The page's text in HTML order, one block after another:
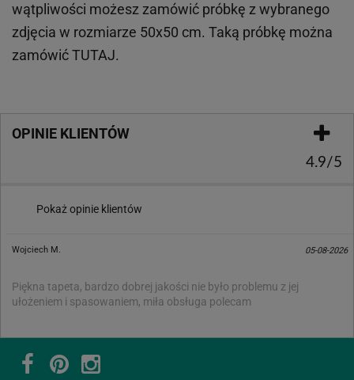
wątpliwości możesz zamówić próbkę z wybranego
zdjęcia w rozmiarze 50x50 cm. Taką próbkę można
zamówićTUTAJ.
OPINIE KLIENTÓW
4.9/5
Pokaż opinie klientów
Wojciech M. 05-08-2026
Piękna tapeta, bardzo dobrej jakości nie było problemu z jej
ułożeniem i spasowaniem, miła obsługa polecam